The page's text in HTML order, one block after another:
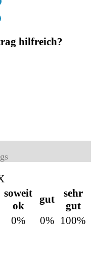
hilfreich?
soweit
ok
gut
sehr
gut
0% 0% 100%